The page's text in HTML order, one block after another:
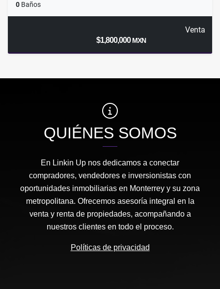
0 Baños
Venta
$1,800,000MXN
QUIÉNES SOMOS
En Linkin Up nos dedicamos a conectar
compradores, vendedores e inversionistas con
oportunidades inmobiliarias en Monterrey y su zona
metropolitana. Ofrecemos asesoría integral en la
venta y renta de propiedades, acompañando a
nuestros clientes en todo el proceso.
Políticas de privacidad